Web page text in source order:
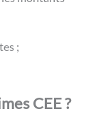
;
CEE ?